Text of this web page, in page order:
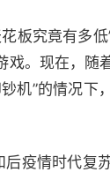
板究竟有多
。现在，随
机”的情况下
疫情时代复